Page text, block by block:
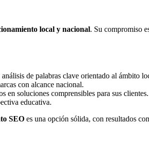
local y nacional. Su compromiso
análisis de palabras clave orientado al ámbito
con alcance nacional.
en soluciones comprensibles para sus clientes.
educativa.
SEO es una opción sólida, con resultados